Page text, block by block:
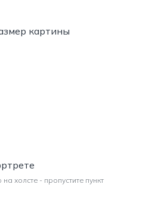
картины
холсте - пропустите пункт